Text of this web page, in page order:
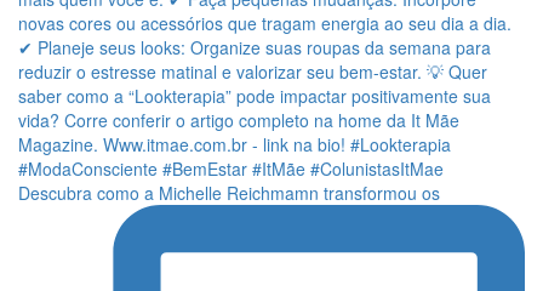
Descubra como a Michelle Reichmamn transformou os